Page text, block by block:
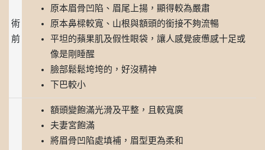
術
前
原本眉骨凹陷、眉尾上揚，顯得較為嚴肅
原本鼻樑較寬、山根與額頭的銜接不夠流暢
平坦的蘋果肌及假性眼袋，讓人感覺疲憊感十足或
像是剛睡醒
臉部鬆鬆垮垮的，好沒精神
下巴較小
額頭變飽滿光滑及平整，且較寬廣
夫妻宮飽滿
將眉骨凹陷處填補，眉型更為柔和